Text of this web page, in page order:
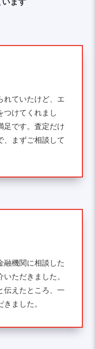
います
れていたけど、エ
つけてくれまし
足です。査定だけ
、まずご相談して
融機関に相談した
ただきました。
伝えたところ、一
ました。